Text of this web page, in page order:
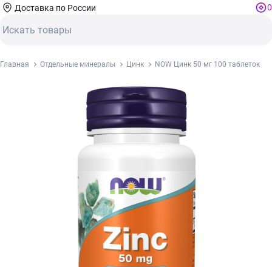
Доставка по России 0
Главная Отдельные минералы Цинк NOW Цинк 50 мг 100 таблеток